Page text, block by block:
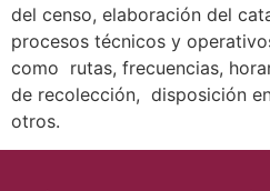
del censo, elaboración del
procesos técnicos y
como rutas, frecuencias,
de recolección, disposición
otros.